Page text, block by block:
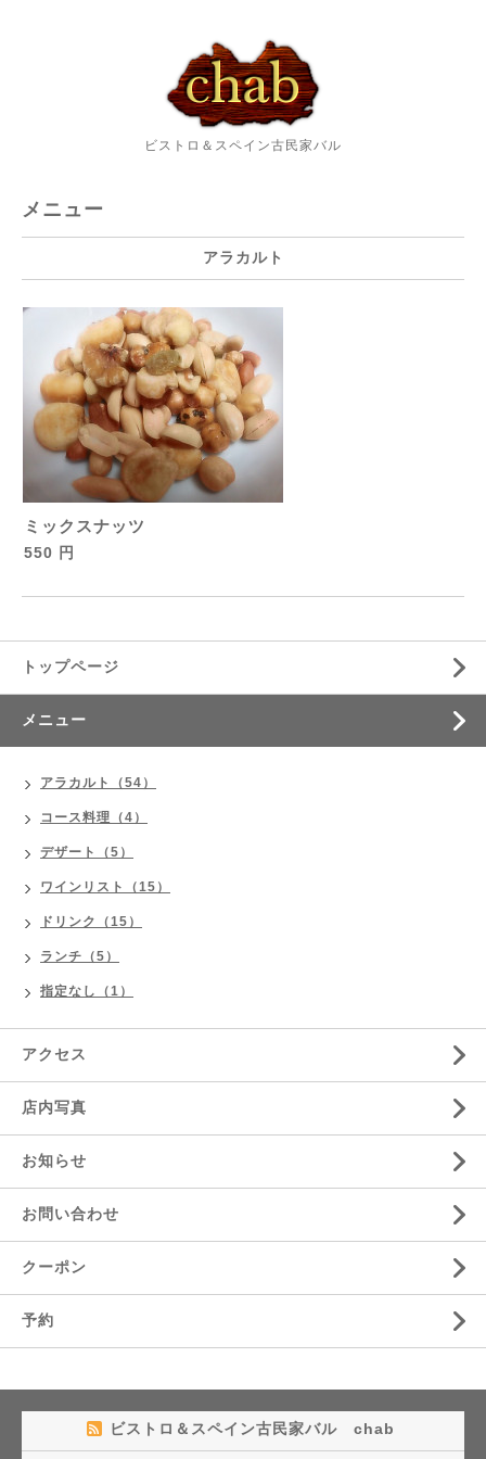
ビストロ＆スペイン古民家バル
メニュー
アラカルト
ミックスナッツ
550 円
トップページ
メニュー
アラカルト（54）
コース料理（4）
デザート（5）
ワインリスト（15）
ドリンク（15）
ランチ（5）
指定なし（1）
アクセス
店内写真
お知らせ
お問い合わせ
クーポン
予約
ビストロ＆スペイン古民家バル chab